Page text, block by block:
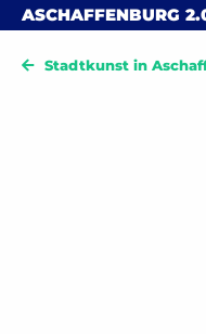
Skip to content
ASCHAFFENBURG
Stadtkunst in